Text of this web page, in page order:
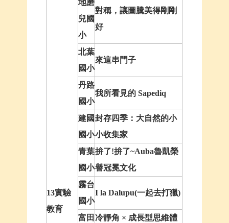
13實驗
教育
地磨
兒國
小
對稱，讓圖騰美得剛剛
好
北葉
國小
來這串門子
丹路
國小
我所看見的 Sapediq
建國
國小
封存四季：大自然的小
小收集家
青葉
國小
拚了!拚了~Auba魯凱榮
譽冠冕文化
霧台
國小
I la Dalupu(一起去打獵)
富田 冷靜角 × 成長型思維體